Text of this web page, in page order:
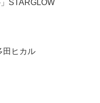
STARGLOW
田ヒカル